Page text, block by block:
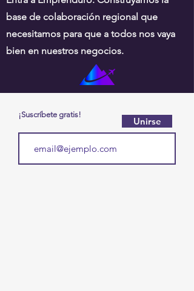
base de colaboración regional que
necesitamos para que a todos nos vaya
bien en nuestros negocios.
¡Suscríbete gratis!
Unirse